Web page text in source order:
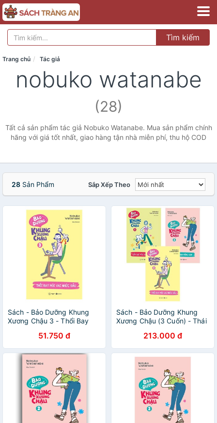
Tìm kiếm
Trang chủ Tác giả
nobuko watanabe
(28)
Tất cả sản phẩm tác giả Nobuko Watanabe. Mua sản phẩm chính
hãng với giá tốt nhất, giao hàng tận nhà miễn phí, thu hộ COD
28 Sản Phẩm Sắp Xếp Theo
Sách - Bảo Dưỡng Khung
Xương Chậu 3 - Thổi Bay
51.750 đ
Sách - Bảo Dưỡng Khung
Xương Chậu (3 Cuốn) - Thái
213.000 đ